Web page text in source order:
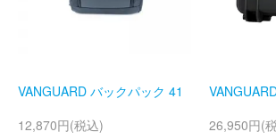
VANGUARD バックパック 41
12,870円(税込)
26,950円(